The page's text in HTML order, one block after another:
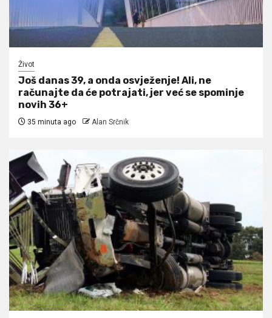
Život
Još danas 39, a onda osvježenje! Ali, ne
računajte da će potrajati, jer već se spominje
novih 36+
35 minuta ago Alan Srčnik